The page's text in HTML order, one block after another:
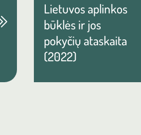
Lietuvos aplinkos
būklės ir jos
pokyčių ataskaita
(2022)